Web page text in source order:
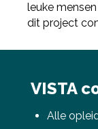
leuke
dit project
VISTA
Alle